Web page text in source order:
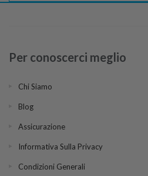
Per conoscerci meglio
Chi Siamo
Blog
Assicurazione
Informativa Sulla Privacy
Condizioni Generali